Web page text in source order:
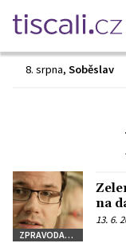
8. srpna, Soběslav
ZPRAVODAJSTVÍ
na
13. 6.